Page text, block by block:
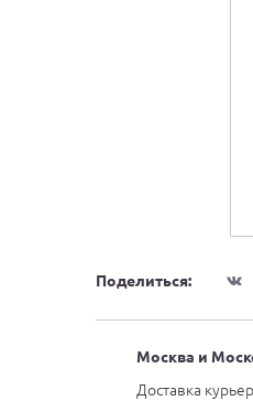
Поделиться:
Москва и
Доставка